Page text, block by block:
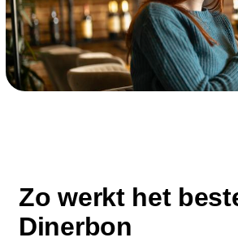
Zo werkt het
Dinerbon